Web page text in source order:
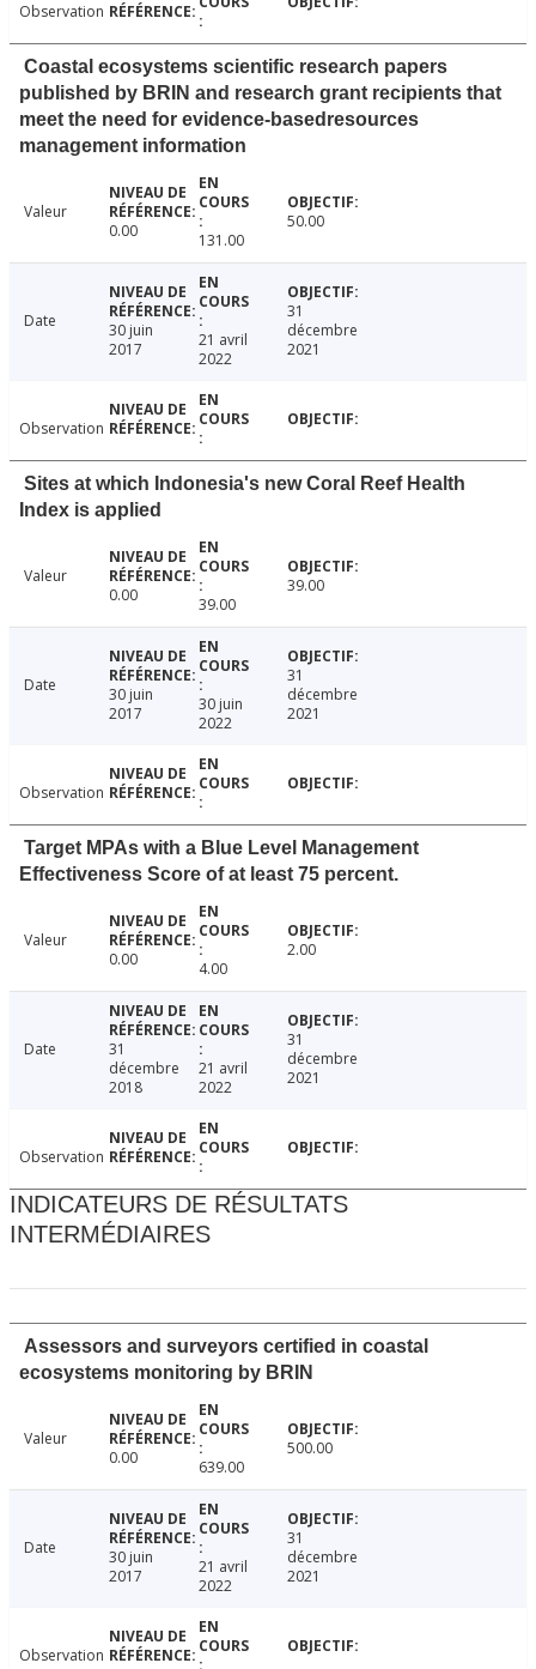
Observation
Coastal ecosystems scientific research papers
published by BRIN and research grant recipients that
meet the need for evidence-basedresources
management information
Valeur
0.00
131.00
50.00
Date
30 juin
2017
21 avril
2022
31
décembre
2021
Observation
Sites at which Indonesia's new Coral Reef Health
Index is applied
Valeur
0.00
39.00
39.00
Date
30 juin
2017
30 juin
2022
31
décembre
2021
Observation
Target MPAs with a Blue Level Management
Effectiveness Score of at least 75 percent.
Valeur
0.00
4.00
2.00
Date
31
décembre
2018
21 avril
2022
31
décembre
2021
Observation
INDICATEURS DE RÉSULTATS
INTERMÉDIAIRES
Assessors and surveyors certified in coastal
ecosystems monitoring by BRIN
Valeur
0.00
639.00
500.00
Date
30 juin
2017
21 avril
2022
31
décembre
2021
Observation